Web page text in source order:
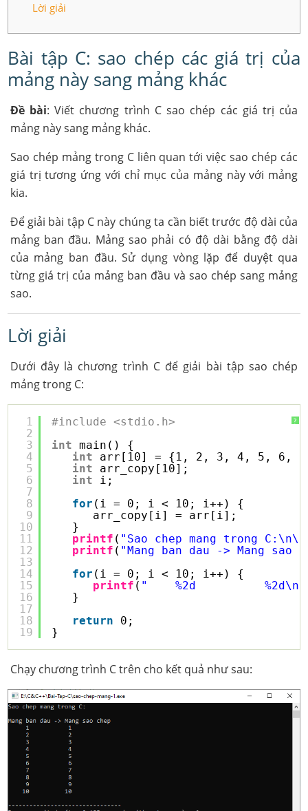
Lời giải
Bài tập C: sao chép các giá trị của
mảng này sang mảng khác
Đề bài: Viết chương trình C sao chép các giá trị của
mảng này sang mảng khác.
Sao chép mảng trong C liên quan tới việc sao chép các
giá trị tương ứng với chỉ mục của mảng này với mảng
kia.
Để giải bài tập C này chúng ta cần biết trước độ dài của
mảng ban đầu. Mảng sao phải có độ dài bằng độ dài
của mảng ban đầu. Sử dụng vòng lặp để duyệt qua
từng giá trị của mảng ban đầu và sao chép sang mảng
sao.
Lời giải
Dưới đây là chương trình C để giải bài tập sao chép
mảng trong C:
?
1
2
3
4
5
6
7
8
9
10
11
12
13
14
15
16
17
18
19
#include <stdio.h>
int
main() {
int
arr[10] = {1, 2, 3, 4, 5, 6,
int
arr_copy[10];
int
i;
for (i = 0; i < 10; i++) {
arr_copy[i] = arr[i];
}
printf ( "Sao chep mang trong
printf ( "Mang ban dau -> Mang sao
for (i = 0; i < 10; i++) {
printf ( "    %2d          %2d\n"
}
return
0;
}
Chạy chương trình C trên cho kết quả như sau: